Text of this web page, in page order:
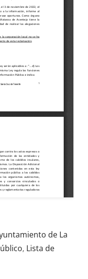
de La
, Lista de